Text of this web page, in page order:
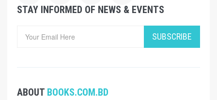
STAY INFORMED OF NEWS & EVENTS
SUBSCRIBE
ABOUT BOOKS.COM.BD